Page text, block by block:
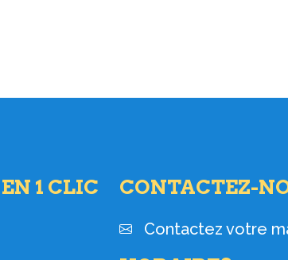
1 CLIC CONTACTEZ-
Contactez votre